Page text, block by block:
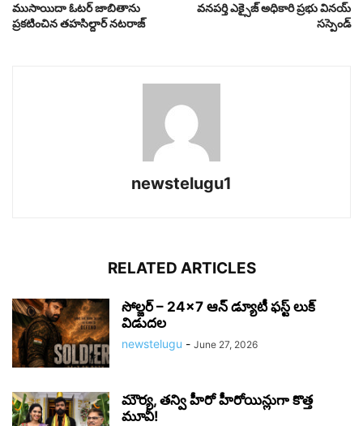
ముసాయిదా ఓటర్ జాబితాను
ప్రకటించిన తహసిల్దార్ నటరాజ్
వనపర్తి ఎక్సైజ్ అధికారి ప్రభు వినయ్
సస్పెండ్
newstelugu1
RELATED ARTICLES
సోల్జర్ – 24×7 ఆన్ డ్యూటీ ఫస్ట్ లుక్
విడుదల
newstelugu - June 27, 2026
మౌర్య‌, త‌న్వి హీరో హీరోయిన్లుగా కొత్త
మూవీ!